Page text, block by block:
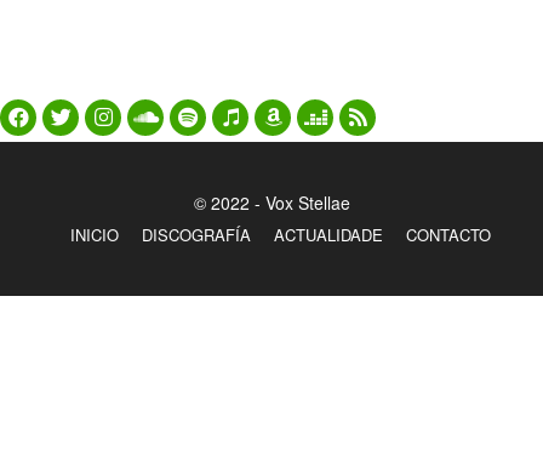
© 2022 - Vox Stellae
INICIO DISCOGRAFÍA ACTUALIDADE CONTACTO